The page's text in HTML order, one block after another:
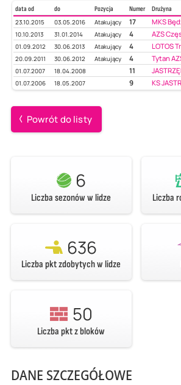
data od do Pozycja Numer
Drużyna
23.10.2015
03.05.2016 Atakujący 17 MKS
10.10.2013 31.01.2014 Atakujący 4 AZS
01.09.2012 30.06.2013 Atakujący 4 LOTOS
20.09.2011 30.06.2012 Atakujący 4 Tytan
01.07.2007 18.04.2008 11
01.07.2006 18.05.2007 9 KS
Powrót do listy
6
Liczba sezonów w lidze Liczba
636
Liczba pkt zdobytych w lidze
50
Liczba pkt z bloków
DANE SZCZEGÓŁOWE